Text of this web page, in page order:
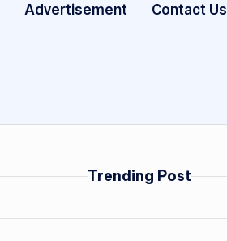
Advertisement Contact Us
Trending Post